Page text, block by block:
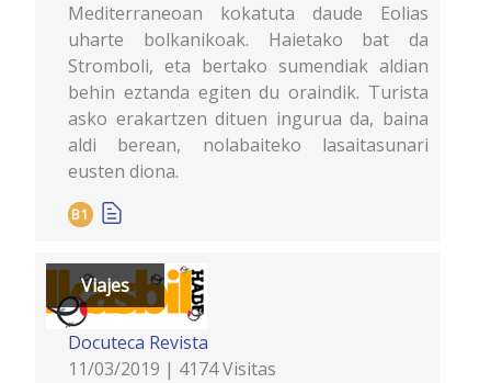
Mediterraneoan kokatuta daude Eolias
uharte bolkanikoak. Haietako bat da
Stromboli, eta bertako sumendiak aldian
behin eztanda egiten du oraindik. Turista
asko erakartzen dituen ingurua da, baina
aldi berean, nolabaiteko lasaitasunari
eusten diona.
B1
Viajes
Docuteca Revista
11/03/2019 | 4174 Visitas